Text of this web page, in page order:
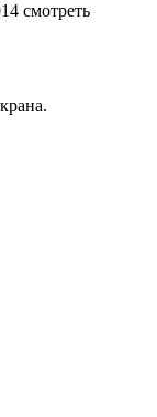
смотреть